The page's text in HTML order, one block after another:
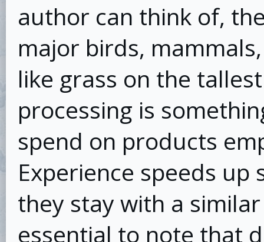
author can think of,
major birds,
like grass on the
processing is
spend on products
Experience speeds
they stay with a
essential to note that